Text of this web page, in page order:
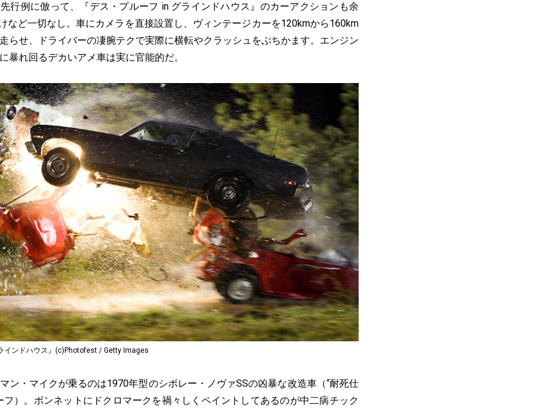
行例に倣って、『デス・プルーフ in グラインドハウス』のカーアクションも余
など一切なし。車にカメラを直接設置し、ヴィンテージカーを120kmから160km
らせ、ドライバーの凄腕テクで実際に横転やクラッシュをぶちかます。エンジン
暴れ回るデカいアメ車は実に官能的だ。
インドハウス』(c)Photofest / Getty Images
ン・マイクが乗るのは1970年型のシボレー・ノヴァSSの凶暴な改造車（“耐死仕
フ）。ボンネットにドクロマークを禍々しくペイントしてあるのが中二病チック